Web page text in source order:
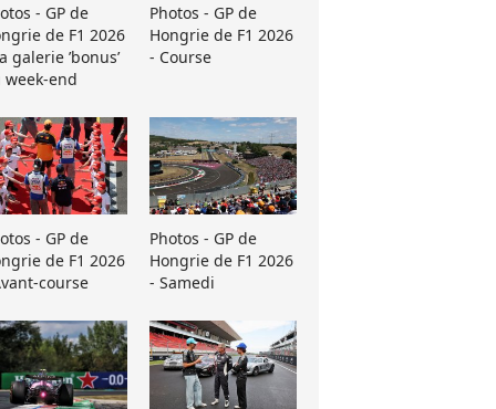
- GP de
de F1 2026
galerie ’bonus’
week-end
Photos - GP de
Hongrie de F1 2026
- Course
- GP de
de F1 2026
course
Photos - GP de
Hongrie de F1 2026
- Samedi